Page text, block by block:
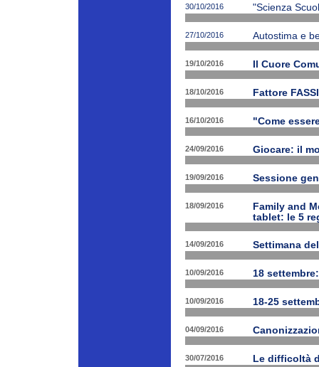
30/10/2016 "Scienza
27/10/2016 Autostima e
19/10/2016 Il Cuore
18/10/2016 Fattore FASSI
16/10/2016 "Come
24/09/2016 Giocare: il
19/09/2016 Sessione
18/09/2016
Family and
tablet: le 5
14/09/2016 Settimana
10/09/2016 18
10/09/2016 18-25
04/09/2016
30/07/2016 Le difficoltà